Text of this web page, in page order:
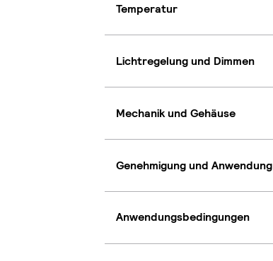
Temperatur
Lichtregelung und Dimmen
Mechanik und Gehäuse
Genehmigung und Anwendung
Anwendungsbedingungen